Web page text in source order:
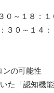
０～１８：１
３０～１４：
ンの可能性
た「認知機